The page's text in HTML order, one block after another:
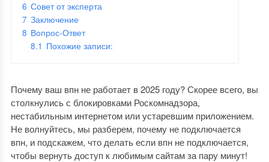
6 Совет от эксперта
7 Заключение
8 Вопрос-Ответ
8.1 Похожие записи:
Почему ваш впн не работает в 2025 году? Скорее всего, вы
столкнулись с блокировками Роскомнадзора,
нестабильным интернетом или устаревшим приложением.
Не волнуйтесь, мы разберем, почему не подключается
впн, и подскажем, что делать если впн не подключается,
чтобы вернуть доступ к любимым сайтам за пару минут!